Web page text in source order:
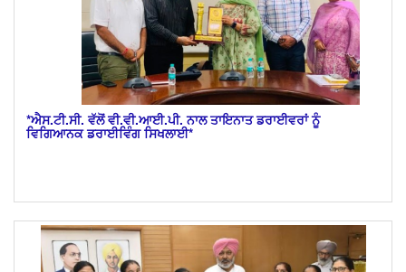
*ਐਸ.ਟੀ.ਸੀ. ਵੱਲੋਂ ਵੀ.ਵੀ.ਆਈ.ਪੀ. ਨਾਲ ਤਾਇਨਾਤ ਡਰਾਈਵਰਾਂ ਨੂੰ
ਵਿਗਿਆਨਕ ਡਰਾਈਵਿੰਗ ਸਿਖਲਾਈ*